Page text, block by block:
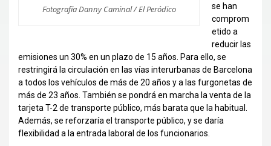
Fotografía Danny Caminal / El Peródico
se han
comprom
etido a
reducir las
emisiones un 30% en un plazo de 15 años. Para ello, se
restringirá la circulación en las vías interurbanas de Barcelona
a todos los vehículos de más de 20 años y a las furgonetas de
más de 23 años. También se pondrá en marcha la venta de la
tarjeta T-2 de transporte público, más barata que la habitual.
Además, se reforzaría el transporte público, y se daría
flexibilidad a la entrada laboral de los funcionarios.